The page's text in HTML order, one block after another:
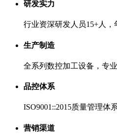
研发实力
行业资深研发人员15+人，
生产制造
全系列数控加工设备，专
品控体系
ISO9001::2015质量管理体
营销渠道